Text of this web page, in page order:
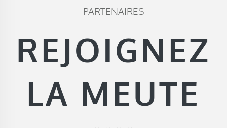
PARTENAIRES
REJOIGNEZ
LA MEUTE